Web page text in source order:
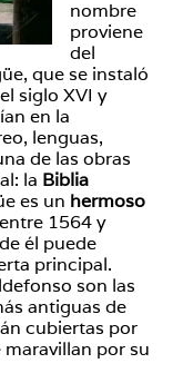
nombre
proviene
del
que se instaló
siglo XVI y
en la
lenguas,
de las obras
la Biblia
es un hermoso
1564 y
él puede
principal.
son las
antiguas de
cubiertas por
por su